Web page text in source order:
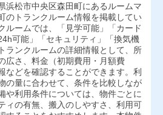
浜松市中央区森田町にあるルームマ
のトランクルーム情報を掲載してい
ルームでは、「見学可能」「カード
可能」「セキュリティ」「換気機
ランクルームの詳細情報として、所
広さ、料金（初期費用・月額費
などを確認することができます。利
の量に合わせて、条件を比較しなが
や利用条件については、物件ごとに
ィの有無、搬入のしやすさ、利用可